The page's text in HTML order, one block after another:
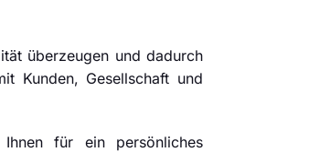
überzeugen und dadurch
Kunden, Gesellschaft und
für ein persönliches